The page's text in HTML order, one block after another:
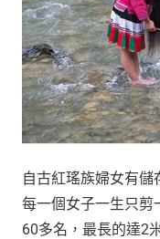
自古紅瑤族婦女有
每一個女子一生只剪
60多名，最長的達2